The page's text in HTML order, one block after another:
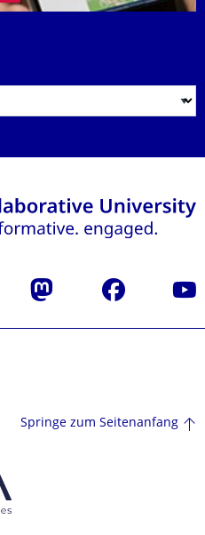
Mastodon Facebook
Springe zum Seitenanfang